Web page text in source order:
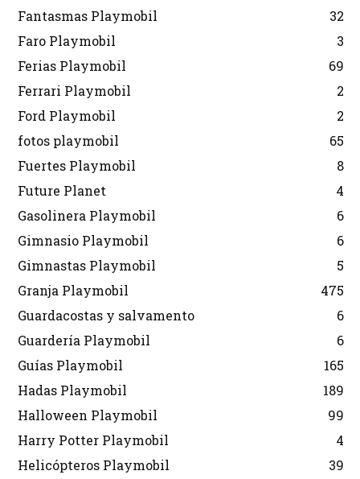
Fantasmas Playmobil
32
Faro Playmobil
3
Ferias Playmobil
69
Ferrari Playmobil
2
Ford Playmobil
2
fotos playmobil
65
Fuertes Playmobil
8
Future Planet
4
Gasolinera Playmobil
6
Gimnasio Playmobil
6
Gimnastas Playmobil
5
Granja Playmobil
475
Guardacostas y salvamento
6
Guardería Playmobil
6
Guías Playmobil
165
Hadas Playmobil
189
Halloween Playmobil
99
Harry Potter Playmobil
4
Helicópteros Playmobil
39